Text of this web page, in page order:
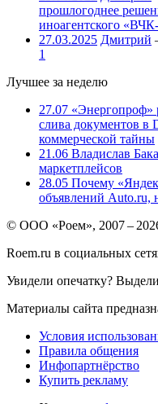
прошлогоднее
иноагентского
27.03.2025 Дмитрий
1
Лучшее за неделю
27.07 «Энергопроф»
слива документов в
коммерческой тайны
21.06 Владислав
маркетплейсов
28.05 Почему
объявлений Auto.ru,
© ООО «Роем», 2007 –
Roem.ru в социальных
Увидели опечатку?
Материалы сайта
Условия
Правила общения
Инфопартнёрство
Купить рекламу